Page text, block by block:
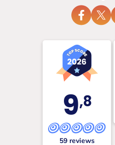
9,8
59 reviews